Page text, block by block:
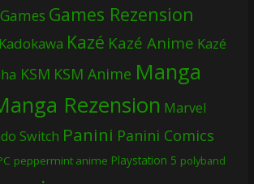
Games Games Rezension
Kadokawa Kazé Kazé Anime Kazé
KSM KSM Anime Manga
Rezension Marvel
Switch Panini Panini Comics
peppermint anime Playstation 5 polyband